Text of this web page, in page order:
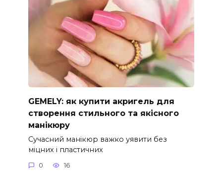
GEMELY: як купити акригель для
створення стильного та якісного
манікюру
Сучасний манікюр важко уявити без
міцних і пластичних
0 16